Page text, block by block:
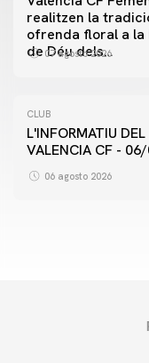
realitzen la
ofrenda floral a la
de Déu dels
07 agosto 2026
CLUB
L'INFORMATIU DEL
VALENCIA CF -
06 agosto 2026